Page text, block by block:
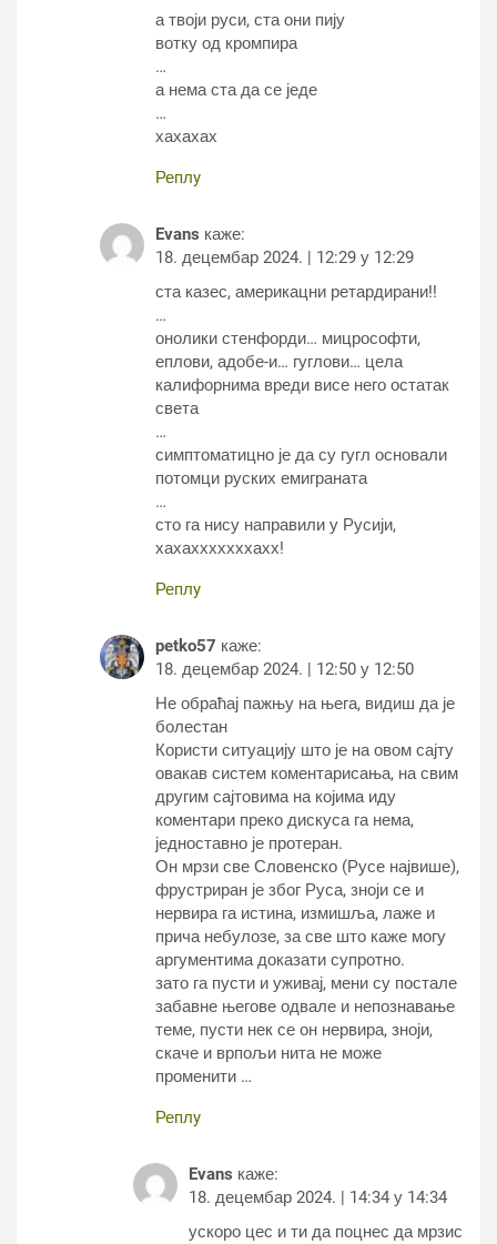
а твоји руси, ста они пију
вотку од кромпира
…
а нема ста да се једе
…
хахахах
Реплy
Evans каже:
18. децембар 2024. | 12:29 у 12:29
ста казес, америкацни ретардирани!!
…
онолики стенфорди… мицрософти,
еплови, адобе-и… гуглови… цела
калифорнима вреди висе него остатак
света
…
симптоматицно је да су гугл основали
потомци руских емиграната
…
сто га нису направили у Русији,
хахахххххххахх!
Реплy
petko57 каже:
18. децембар 2024. | 12:50 у 12:50
Не обраћај пажњу на њега, видиш да је
болестан
Користи ситуацију што је на овом сајту
овакав систем коментарисања, на свим
другим сајтовима на којима иду
коментари преко дискуса га нема,
једноставно је протеран.
Он мрзи све Словенско (Русе највише),
фрустриран је због Руса, зноји се и
нервира га истина, измишља, лаже и
прича небулозе, за све што каже могу
аргументима доказати супротно.
зато га пусти и уживај, мени су постале
забавне његове одвале и непознавање
теме, пусти нек се он нервира, зноји,
скаче и врпољи нита не може
променити …
Реплy
Evans каже:
18. децембар 2024. | 14:34 у 14:34
ускоро цес и ти да поцнес да мрзис